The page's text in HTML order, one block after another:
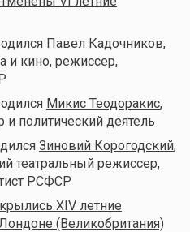
Павел Кадочников,
и кино, режиссер,
Микис Теодоракис,
и политический деятель
Зиновий Корогодский,
театральный режиссер,
РСФСР
XIV летние
(Великобритания)